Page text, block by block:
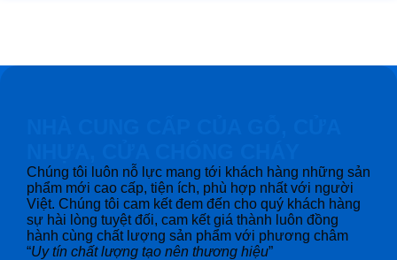
Chúng tôi luôn nỗ lực mang tới khách hàng những sản
phẩm mới cao cấp, tiện ích, phù hợp nhất với người
Việt. Chúng tôi cam kết đem đến cho quý khách hàng
sự hài lòng tuyệt đối, cam kết giá thành luôn đồng
hành cùng chất lượng sản phẩm với phương châm
“Uy tín chất lượng tạo nên thương hiệu”